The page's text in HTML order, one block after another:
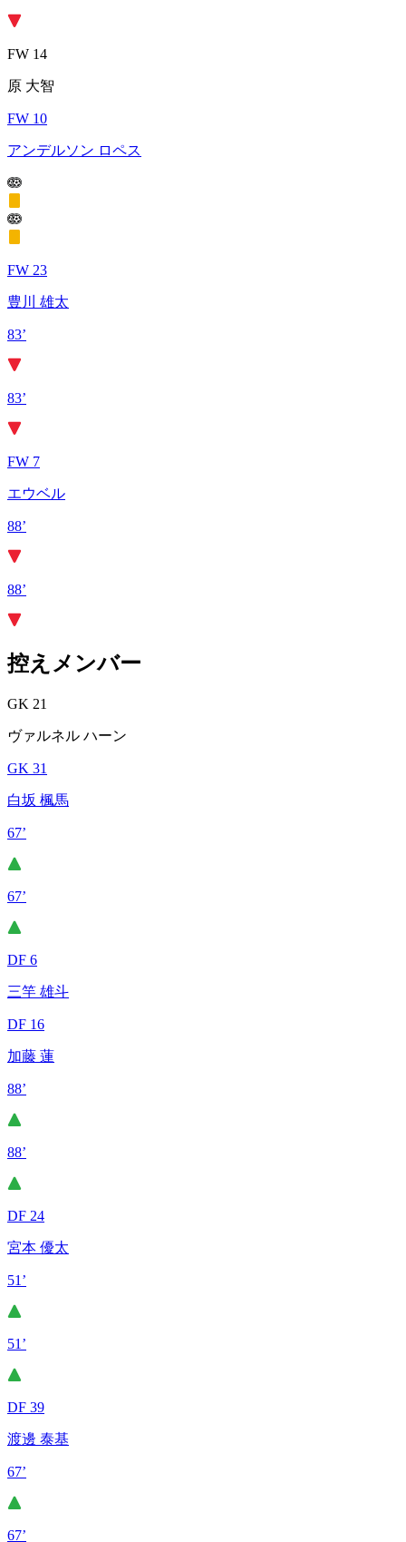
FW 14
原 大智
FW 10
アンデルソン ロペス
FW 23
豊川 雄太
83’
83’
FW 7
エウベル
88’
88’
控えメンバー
GK 21
ヴァルネル ハーン
GK 31
白坂 楓馬
67’
67’
DF 6
三竿 雄斗
DF 16
加藤 蓮
88’
88’
DF 24
宮本 優太
51’
51’
DF 39
渡邊 泰基
67’
67’